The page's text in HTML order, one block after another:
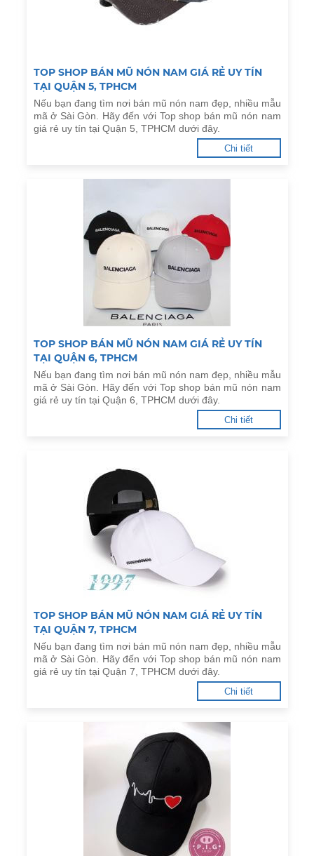
TOP SHOP BÁN MŨ NÓN NAM GIÁ RẺ UY TÍN
TẠI QUẬN 5, TPHCM
Nếu bạn đang tìm nơi bán mũ nón nam đẹp, nhiều mẫu
mã ở Sài Gòn. Hãy đến với Top shop bán mũ nón nam
giá rẻ uy tín tại Quận 5, TPHCM dưới đây.
Chi tiết
TOP SHOP BÁN MŨ NÓN NAM GIÁ RẺ UY TÍN
TẠI QUẬN 6, TPHCM
Nếu bạn đang tìm nơi bán mũ nón nam đẹp, nhiều mẫu
mã ở Sài Gòn. Hãy đến với Top shop bán mũ nón nam
giá rẻ uy tín tại Quận 6, TPHCM dưới đây.
Chi tiết
TOP SHOP BÁN MŨ NÓN NAM GIÁ RẺ UY TÍN
TẠI QUẬN 7, TPHCM
Nếu bạn đang tìm nơi bán mũ nón nam đẹp, nhiều mẫu
mã ở Sài Gòn. Hãy đến với Top shop bán mũ nón nam
giá rẻ uy tín tại Quận 7, TPHCM dưới đây.
Chi tiết